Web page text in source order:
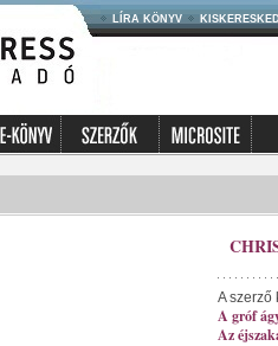
LÍRA KÖNYV
A szerző
A gróf
Az